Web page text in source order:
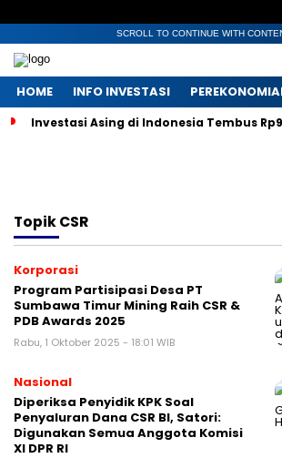
SCROLL TO CONTINUE WITH
HOME INFO INVESTASI
Investasi Asing di Indonesia Tembus
TopikCSR
Korporasi
Program Partisipasi Desa PT
Sumbawa Timur Mining Raih CSR &
PDB Awards 2025
Rabu, 1 Oktober 2025 - 18:01 WIB
Nasional
Diperiksa Penyidik KPK Soal
Penyaluran Dana CSR BI, Satori:
Digunakan Semua Anggota Komisi
XI DPR RI